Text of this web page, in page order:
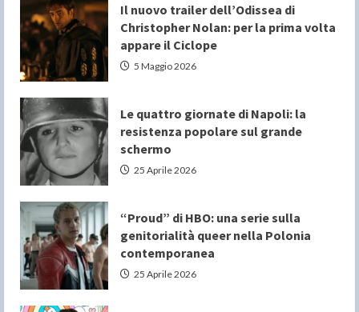
Il nuovo trailer dell’Odissea di
Christopher Nolan: per la prima volta
appare il Ciclope
5 Maggio 2026
Le quattro giornate di Napoli: la
resistenza popolare sul grande
schermo
25 Aprile 2026
“Proud” di HBO: una serie sulla
genitorialità queer nella Polonia
contemporanea
25 Aprile 2026